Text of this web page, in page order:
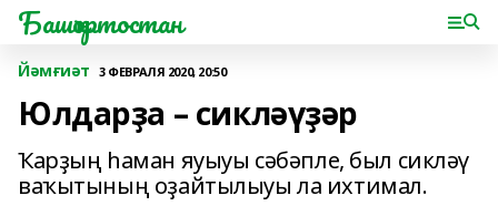
Башҡортостан
Йәмғиәт 3 ФЕВРАЛЯ 2020, 20:50
Юлдарҙа – сикләүҙәр
Ҡарҙың һаман яуыуы сәбәпле, был сикләү
ваҡытының оҙайтылыуы ла ихтимал.